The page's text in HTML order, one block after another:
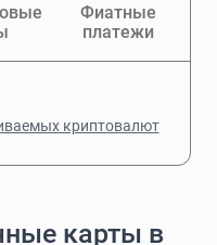
Фиатные
платежи
криптовалют
карты в